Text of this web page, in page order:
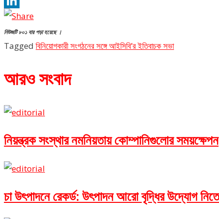
LinkedIn
নিউজটি ৮০১ বার পড়া হয়েছে ।
Tagged বিনিয়োগকারী সংগঠনের সঙ্গে আইসিবি’র ইতিবাচক সভা
আরও সংবাদ
নিয়ন্ত্রক সংস্থার নমনিয়তায় কোম্পানিগুলোর সময়ক্ষেপন
চা উৎপাদনে রেকর্ড: উৎপাদন আরো বৃদ্ধির উদ্যোগ